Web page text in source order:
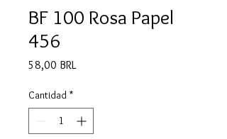
BF 100 Rosa Papel
456
58,00 BRL
Cantidad *